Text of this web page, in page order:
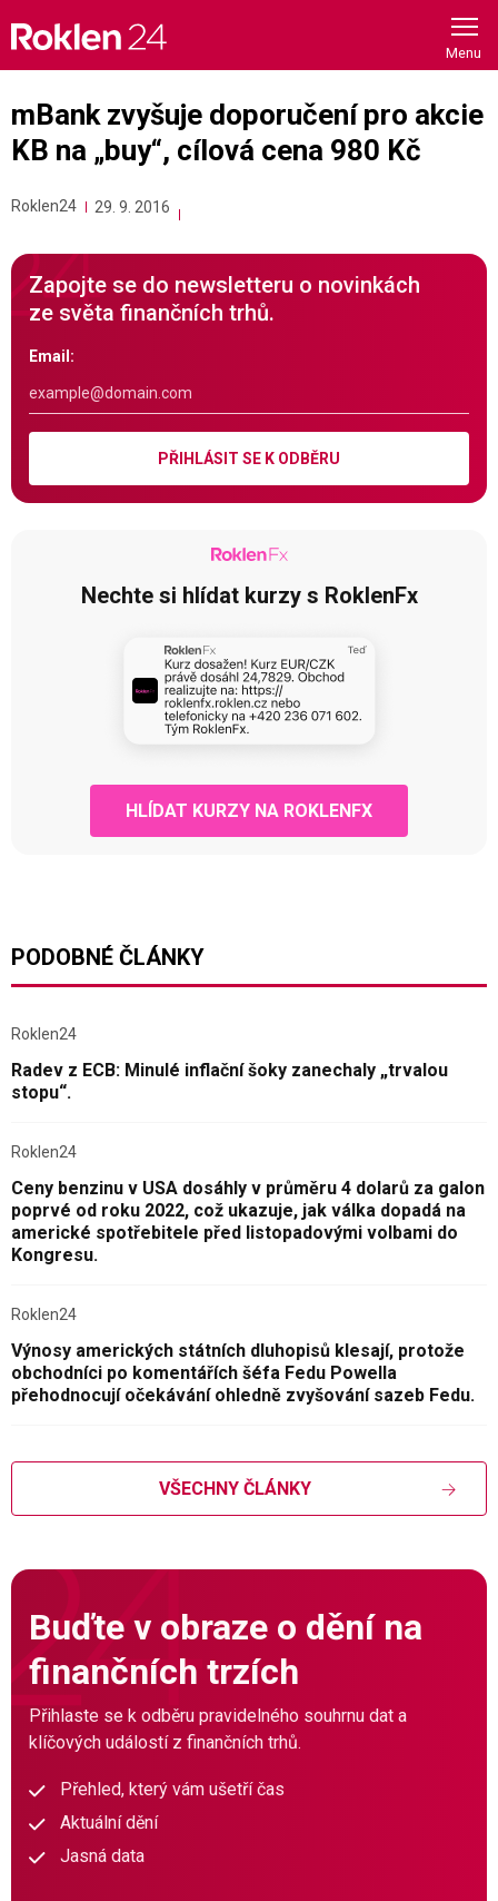
content
mBank zvyšuje doporučení pro akcie
KB na „buy“, cílová cena 980 Kč
Roklen24 29. 9. 2016
Zapojte se do newsletteru o novinkách
ze světa finančních trhů.
Email:
PŘIHLÁSIT SE K ODBĚRU
Nechte si hlídat kurzy s RoklenFx
HLÍDAT KURZY NA ROKLENFX
PODOBNÉ ČLÁNKY
Roklen24
Radev z ECB: Minulé inflační šoky zanechaly „trvalou
stopu“.
Roklen24
Ceny benzinu v USA dosáhly v průměru 4 dolarů za galon
poprvé od roku 2022, což ukazuje, jak válka dopadá na
americké spotřebitele před listopadovými volbami do
Kongresu.
Roklen24
Výnosy amerických státních dluhopisů klesají, protože
obchodníci po komentářích šéfa Fedu Powella
přehodnocují očekávání ohledně zvyšování sazeb Fedu.
VŠECHNY ČLÁNKY
Buďte v obraze o dění na
finančních trzích
Přihlaste se k odběru pravidelného souhrnu dat a
klíčových událostí z finančních trhů.
Přehled, který vám ušetří čas
Aktuální dění
Jasná data